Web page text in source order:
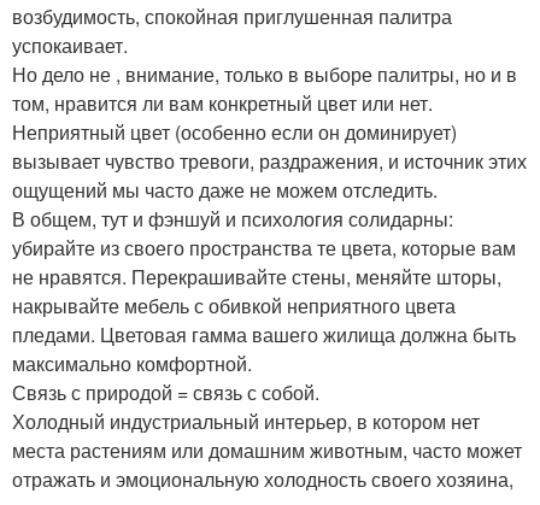
возбудимость, спокойная приглушенная палитра
успокаивает.
Но дело не , внимание, только в выборе палитры, но и в
том, нравится ли вам конкретный цвет или нет.
Неприятный цвет (особенно если он доминирует)
вызывает чувство тревоги, раздражения, и источник этих
ощущений мы часто даже не можем отследить.
В общем, тут и фэншуй и психология солидарны:
убирайте из своего пространства те цвета, которые вам
не нравятся. Перекрашивайте стены, меняйте шторы,
накрывайте мебель с обивкой неприятного цвета
пледами. Цветовая гамма вашего жилища должна быть
максимально комфортной.
Связь с природой = связь с собой.
Холодный индустриальный интерьер, в котором нет
места растениям или домашним животным, часто может
отражать и эмоциональную холодность своего хозяина,